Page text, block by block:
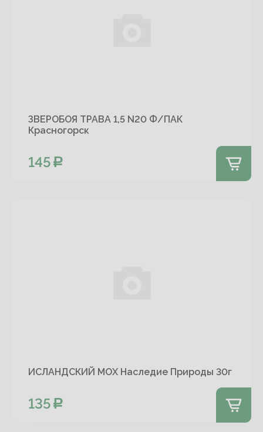
ЗВЕРОБОЯ ТРАВА 1,5 N20 Ф/ПАК
Красногорск
145
ИСЛАНДСКИЙ МОХ Наследие Природы 30г
135